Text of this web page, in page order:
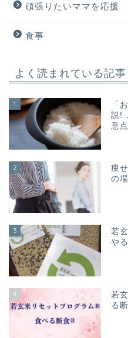
頑張りたいママを応援
食事
よく読まれている記事
1
「
説!
意点
2
痩
の
3
若
や
4
若
る